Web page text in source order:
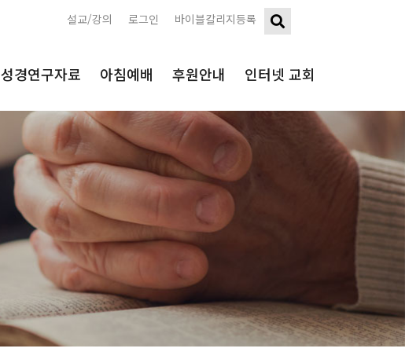
바이블칼리지등록
로그인
설교/강의
성경연구자료 아침예배 후원안내 인터넷 교회